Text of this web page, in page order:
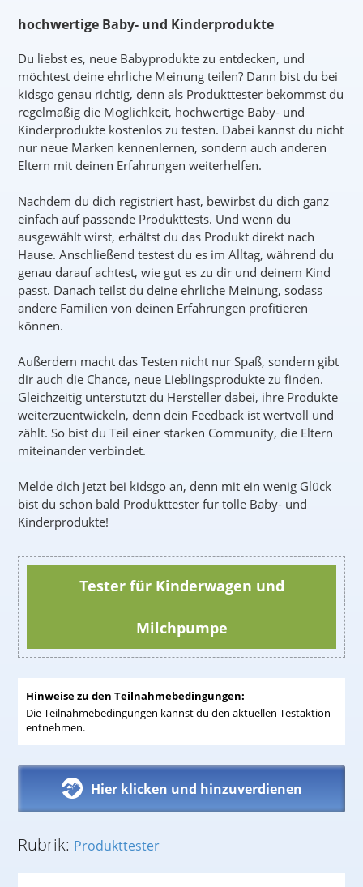
hochwertige Baby- und Kinderprodukte
Du liebst es, neue Babyprodukte zu entdecken, und
möchtest deine ehrliche Meinung teilen? Dann bist du bei
kidsgo genau richtig, denn als Produkttester bekommst du
regelmäßig die Möglichkeit, hochwertige Baby- und
Kinderprodukte kostenlos zu testen. Dabei kannst du nicht
nur neue Marken kennenlernen, sondern auch anderen
Eltern mit deinen Erfahrungen weiterhelfen.
Nachdem du dich registriert hast, bewirbst du dich ganz
einfach auf passende Produkttests. Und wenn du
ausgewählt wirst, erhältst du das Produkt direkt nach
Hause. Anschließend testest du es im Alltag, während du
genau darauf achtest, wie gut es zu dir und deinem Kind
passt. Danach teilst du deine ehrliche Meinung, sodass
andere Familien von deinen Erfahrungen profitieren
können.
Außerdem macht das Testen nicht nur Spaß, sondern gibt
dir auch die Chance, neue Lieblingsprodukte zu finden.
Gleichzeitig unterstützt du Hersteller dabei, ihre Produkte
weiterzuentwickeln, denn dein Feedback ist wertvoll und
zählt. So bist du Teil einer starken Community, die Eltern
miteinander verbindet.
Melde dich jetzt bei kidsgo an, denn mit ein wenig Glück
bist du schon bald Produkttester für tolle Baby- und
Kinderprodukte!
Tester für Kinderwagen und
Milchpumpe
Hinweise zu den Teilnahmebedingungen:
Die Teilnahmebedingungen kannst du den aktuellen Testaktion
entnehmen.
Hier klicken und hinzuverdienen
Rubrik: Produkttester